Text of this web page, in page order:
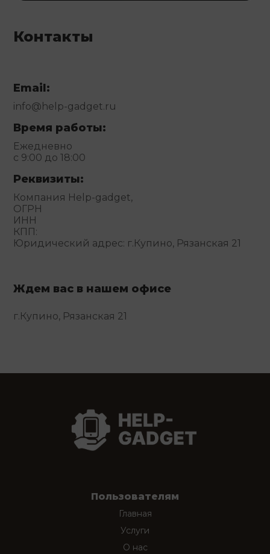
Контакты
Email:
info@help-gadget.ru
Время работы:
Ежедневно
с 9:00 до 18:00
Реквизиты:
Компания Help-gadget,
ОГРН
ИНН
КПП:
Юридический адрес: г.Купино, Рязанская 21
Ждем вас в нашем офисе
г.Купино, Рязанская 21
Пользователям
Главная
Услуги
О нас